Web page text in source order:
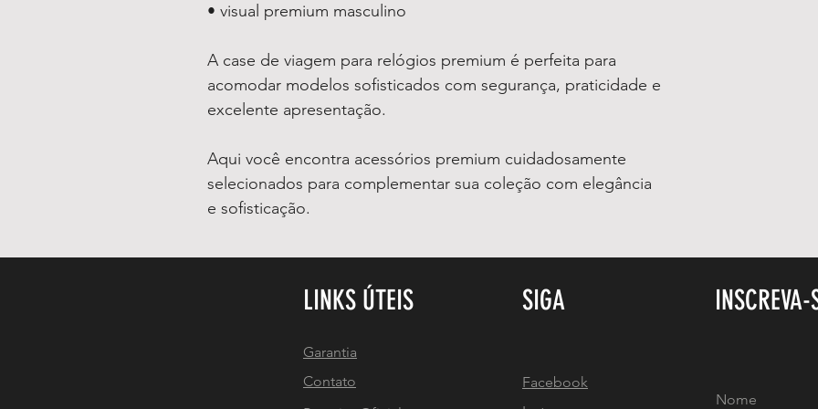
• visual premium masculino
A case de viagem para relógios premium é perfeita para
acomodar modelos sofisticados com segurança, praticidade e
excelente apresentação.
Aqui você encontra acessórios premium cuidadosamente
selecionados para complementar sua coleção com elegância
e sofisticação.
LINKS ÚTEIS SIGA INSCREVA-
Garantia
Contato
Facebook